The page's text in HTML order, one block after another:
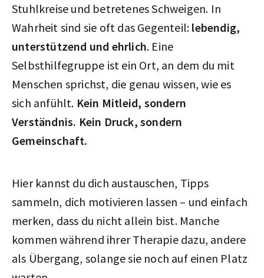
Stuhlkreise und betretenes Schweigen. In
Wahrheit sind sie oft das Gegenteil: lebendig,
unterstützend und ehrlich. Eine
Selbsthilfegruppe ist ein Ort, an dem du mit
Menschen sprichst, die genau wissen, wie es
sich anfühlt. Kein Mitleid, sondern
Verständnis. Kein Druck, sondern
Gemeinschaft.
Hier kannst du dich austauschen, Tipps
sammeln, dich motivieren lassen – und einfach
merken, dass du nicht allein bist. Manche
kommen während ihrer Therapie dazu, andere
als Übergang, solange sie noch auf einen Platz